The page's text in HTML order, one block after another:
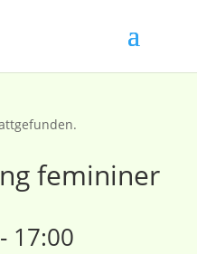
femininer
17:00